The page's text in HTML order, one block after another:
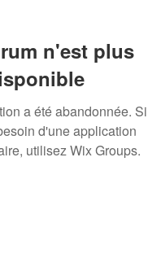
n'est plus
a été abandonnée. Si
d'une application
utilisez Wix Groups.